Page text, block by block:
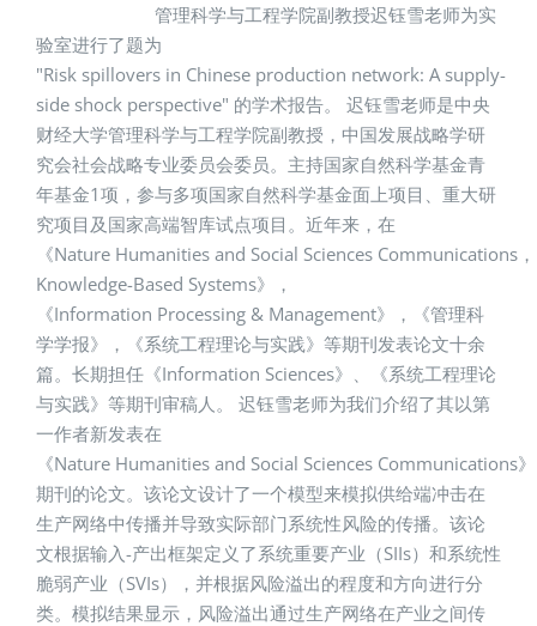
管理科学与工程学院副教授迟钰雪老师为实
验室进行了题为
"Risk spillovers in Chinese production network: A supply-
side shock perspective" 的学术报告。 迟钰雪老师是中央
财经大学管理科学与工程学院副教授，中国发展战略学研
究会社会战略专业委员会委员。主持国家自然科学基金青
年基金1项，参与多项国家自然科学基金面上项目、重大研
究项目及国家高端智库试点项目。近年来，在
《Nature Humanities and Social Sciences Communications，
Knowledge-Based Systems》，
《Information Processing & Management》，《管理科
学学报》，《系统工程理论与实践》等期刊发表论文十余
篇。长期担任《Information Sciences》、《系统工程理论
与实践》等期刊审稿人。 迟钰雪老师为我们介绍了其以第
一作者新发表在
《Nature Humanities and Social Sciences Communications》
期刊的论文。该论文设计了一个模型来模拟供给端冲击在
生产网络中传播并导致实际部门系统性风险的传播。该论
文根据输入-产出框架定义了系统重要产业（SIIs）和系统性
脆弱产业（SVIs），并根据风险溢出的程度和方向进行分
类。模拟结果显示，风险溢出通过生产网络在产业之间传